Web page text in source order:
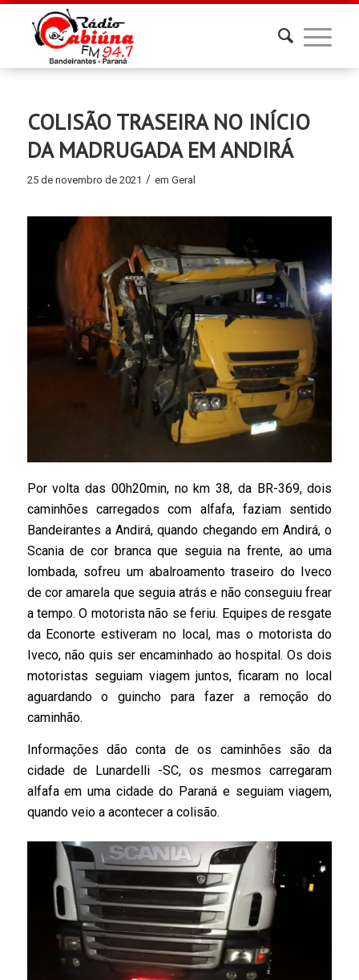
COLISÃO TRASEIRA NO INÍCIO
DA MADRUGADA EM ANDIRÁ
25 de novembro de 2021 / em Geral
Por volta das 00h20min, no km 38, da BR-369, dois
caminhões carregados com alfafa, faziam sentido
Bandeirantes a Andirá, quando chegando em Andirá, o
Scania de cor branca que seguia na frente, ao uma
lombada, sofreu um abalroamento traseiro do Iveco
de cor amarela que seguia atrás e não conseguiu frear
a tempo. O motorista não se feriu. Equipes de resgate
da Econorte estiveram no local, mas o motorista do
Iveco, não quis ser encaminhado ao hospital. Os dois
motoristas seguiam viagem juntos, ficaram no local
aguardando o guincho para fazer a remoção do
caminhão.
Informações dão conta de os caminhões são da
cidade de Lunardelli -SC, os mesmos carregaram
alfafa em uma cidade do Paraná e seguiam viagem,
quando veio a acontecer a colisão.